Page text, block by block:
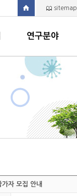
sitemap
연구분야
자 모집 안내